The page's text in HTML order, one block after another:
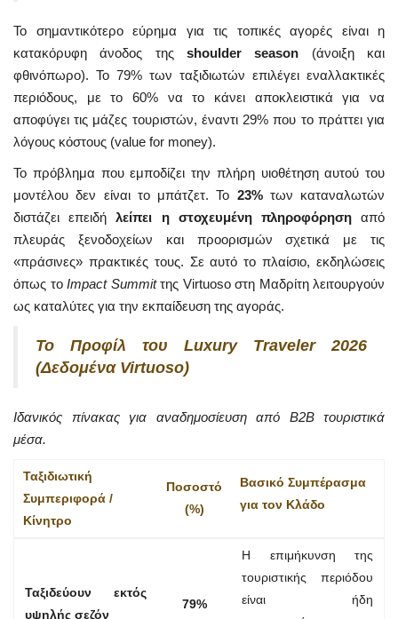
Το σημαντικότερο εύρημα για τις τοπικές αγορές είναι η
κατακόρυφη άνοδος της shoulder season (άνοιξη και
φθινόπωρο). Το 79% των ταξιδιωτών επιλέγει εναλλακτικές
περιόδους, με το 60% να το κάνει αποκλειστικά για να
αποφύγει τις μάζες τουριστών, έναντι 29% που το πράττει για
λόγους κόστους (value for money).
Το πρόβλημα που εμποδίζει την πλήρη υιοθέτηση αυτού του
μοντέλου δεν είναι το μπάτζετ. Το 23%των καταναλωτών
διστάζει επειδήλείπει η στοχευμένη πληροφόρησηαπό
πλευράς ξενοδοχείων και προορισμών σχετικά με τις
«πράσινες» πρακτικές τους. Σε αυτό το πλαίσιο, εκδηλώσεις
όπως το Impact Summitτης Virtuoso στη Μαδρίτη λειτουργούν
ως καταλύτες για την εκπαίδευση της αγοράς.
Το Προφίλ του Luxury Traveler 2026
(Δεδομένα Virtuoso)
Ιδανικός πίνακας για αναδημοσίευση από B2B τουριστικά
μέσα.
Ταξιδιωτική
Συμπεριφορά /
Κίνητρο
Ποσοστό
(%)
Βασικό Συμπέρασμα
για τον Κλάδο
Ταξιδεύουν εκτός
υψηλής σεζόν
79%
Η επιμήκυνση της
τουριστικής περιόδου
είναι ήδη